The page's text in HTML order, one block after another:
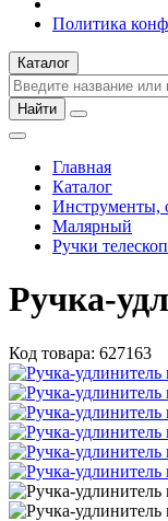
Политика
Каталог
Найти
Главная
Каталог
Инструменты,
Малярный
Ручки
Ручка-
Код товара: 627163